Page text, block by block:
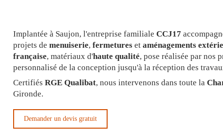
Implantée à Saujon, l'entreprise familiale CCJ17
projets de menuiserie, fermetures et aménagements
française, matériaux d'haute qualité, pose réalisée par nos
personnalisé de la conception jusqu'à la réception des
Certifiés RGE Qualibat, nous intervenons dans toute la
Gironde.
Demander un devis gratuit